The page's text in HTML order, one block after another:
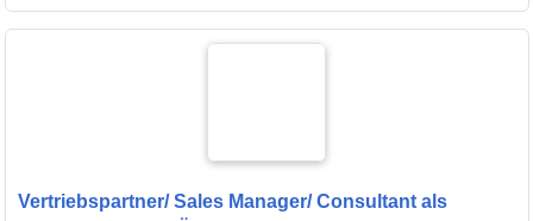
Vertriebspartner/ Sales Manager/ Consultant als